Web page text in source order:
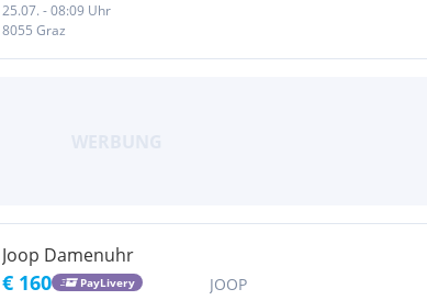
25.07. - 08:09 Uhr
8055 Graz
Joop Damenuhr
€ 160 PayLivery JOOP